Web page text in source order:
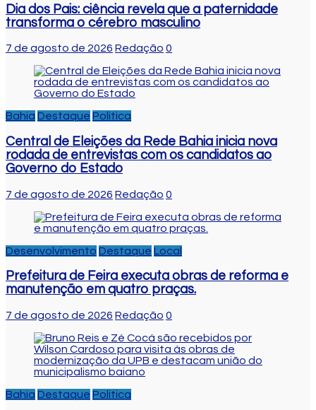
Dia dos Pais: ciência revela que a paternidade
transforma o cérebro masculino
7 de agosto de 2026 Redação 0
Bahia Destaque Politica
Central de Eleições da Rede Bahia inicia nova
rodada de entrevistas com os candidatos ao
Governo do Estado
7 de agosto de 2026 Redação 0
Desenvolvimento Destaque Local
Prefeitura de Feira executa obras de reforma e
manutenção em quatro praças.
7 de agosto de 2026 Redação 0
Bahia Destaque Politica